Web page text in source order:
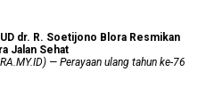
dr. R. Soetijono Blora Resmikan
Jalan Sehat
— Perayaan ulang tahun ke-76